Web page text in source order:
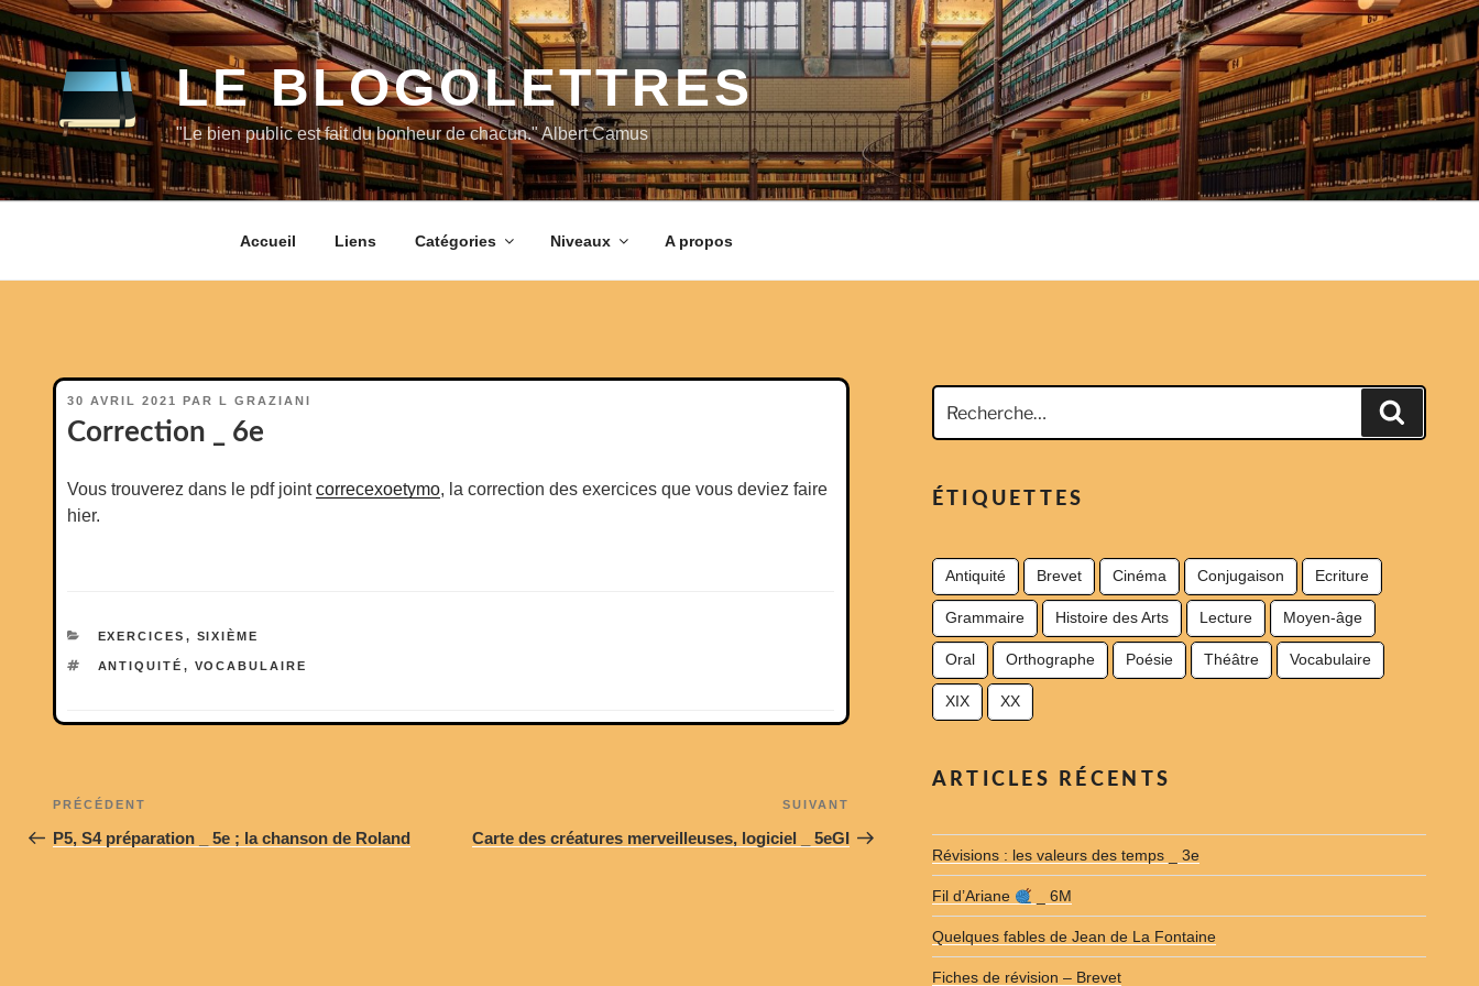
Aller
au
contenu
principal
LE BLOGOLETTRES
"Le bien public est fait du bonheur de chacun." Albert Camus
Accueil Liens Catégories Niveaux A propos
PUBLIÉ
30 AVRIL 2021 PAR L GRAZIANI
Correction _ 6e
Vous trouverez dans le pdf jointcorrecexoetymo, la correction des exercices que vous deviez faire
hier.
CATÉGORIES
EXERCICES , SIXIÈME
ÉTIQUETTES
ANTIQUITÉ , VOCABULAIRE
Navigation
de
Article
précédent
PRÉCÉDENT
P5, S4 préparation _ 5e ; la chanson de Roland
suivant
SUIVANT
Carte des créatures merveilleuses, logiciel _ 5eGI
pour
:
ÉTIQUETTES
Antiquité Brevet Cinéma Conjugaison Ecriture
Grammaire Histoire des Arts Lecture Moyen-âge
Oral Orthographe Poésie Théâtre Vocabulaire
XIX XX
ARTICLES RÉCENTS
Révisions : les valeurs des temps _ 3e
Fil d’Ariane _ 6M
Quelques fables de Jean de La Fontaine
Fiches de révision – Brevet